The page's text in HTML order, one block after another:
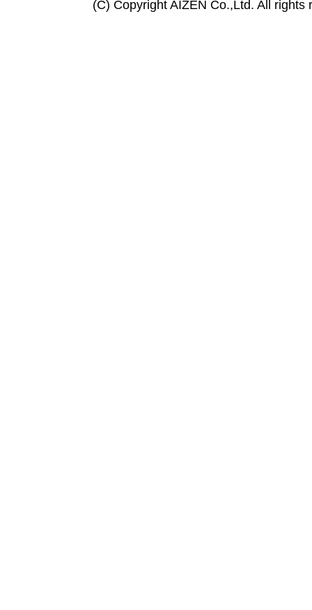
(C) Copyright AIZEN Co.,Ltd. All rights